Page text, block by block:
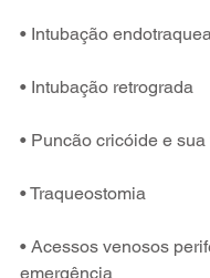
• Intubação
• Intubação retrograda
• Puncão cricóide e
• Traqueostomia
• Acessos venosos
emergência